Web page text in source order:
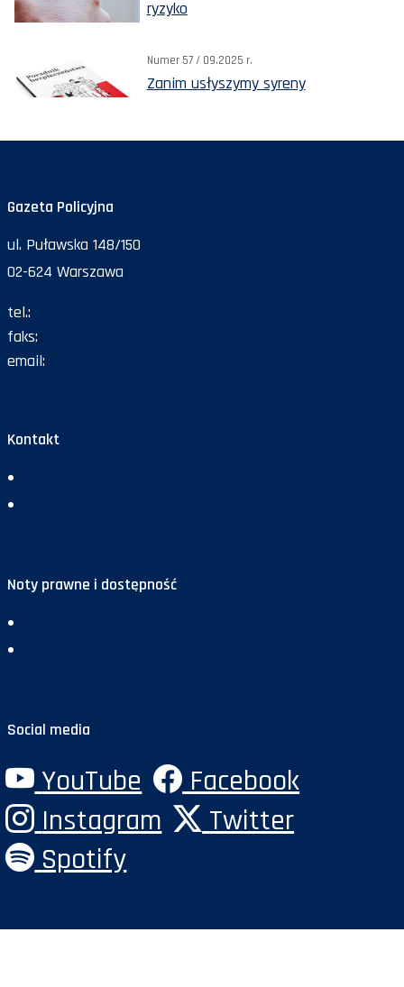
ryzyko
Numer 57 / 09.2025 r.
Zanim usłyszymy syreny
Gazeta Policyjna
ul. Puławska 148/150
02-624 Warszawa
tel.:
faks:
email:
Kontakt
Noty prawne i dostępność
Social media
YouTube
Facebook
Instagram
Twitter
Spotify